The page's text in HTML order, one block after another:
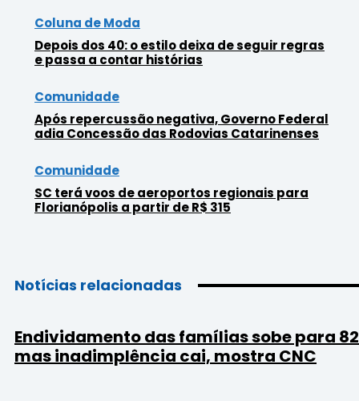
Coluna de Moda
Depois dos 40: o estilo deixa de seguir regras
e passa a contar histórias
Comunidade
Após repercussão negativa, Governo Federal
adia Concessão das Rodovias Catarinenses
Comunidade
SC terá voos de aeroportos regionais para
Florianópolis a partir de R$ 315
Notícias relacionadas
Endividamento das famílias sobe para
mas inadimplência cai, mostra CNC